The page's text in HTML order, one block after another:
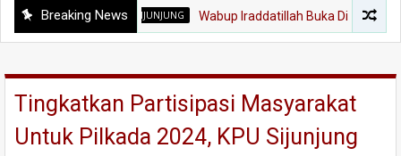
Breaking News
SIJUNJUNG Wabup Iraddatillah Buka Diklat Paskibraka
Tingkatkan Partisipasi Masyarakat
Untuk Pilkada 2024, KPU Sijunjung